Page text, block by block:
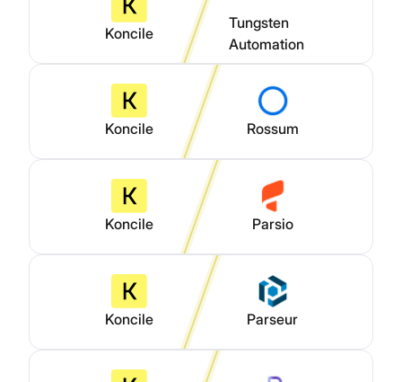
Koncile
Tungsten
Automation
Koncile Rossum
Koncile Parsio
Koncile Parseur